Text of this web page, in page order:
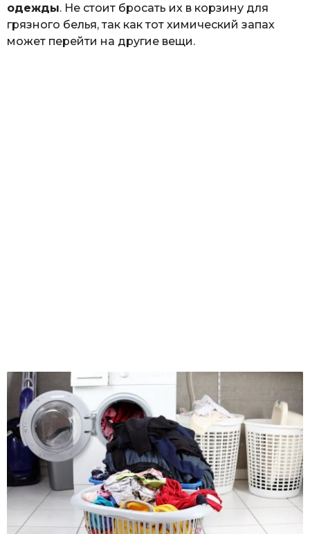
одежды. Не стоит бросать их в корзину для
грязного белья, так как тот химический запах
может перейти на другие вещи.